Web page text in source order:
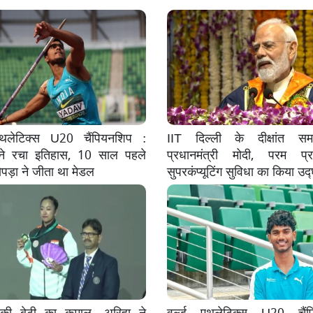
U20 चैंपियनशिप :
रचा इतिहास, 10 साल पहले
ने जीता था मेडल
IIT दिल्ली के दीक्षांत
प्रधानमंत्री मोदी, परम
सुपरकंप्यूटिंग सुविधा का किया